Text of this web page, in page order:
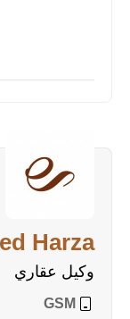
Harza
وكيل عقاري
GSM